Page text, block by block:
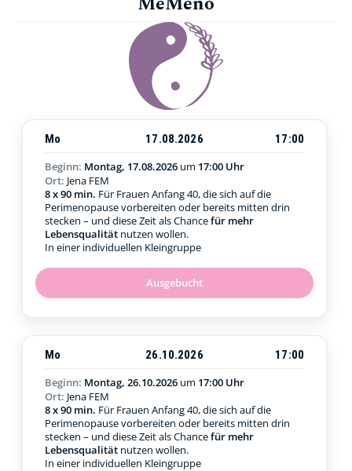
Ausgebucht
Mo 17.08.2026
17:00
Beginn: Montag, 17.08.2026 um 17:00 Uhr
Ort: Jena FEM
8 x 90 min. Für Frauen Anfang 40, die sich auf die
Perimenopause vorbereiten oder bereits mitten drin
stecken – und diese Zeit als Chancefür mehr
Lebensqualität nutzen wollen.
In einer individuellen Kleingruppe
Mo 26.10.2026
17:00
Beginn: Montag, 26.10.2026 um 17:00 Uhr
Ort: Jena FEM
8 x 90 min. Für Frauen Anfang 40, die sich auf die
Perimenopause vorbereiten oder bereits mitten drin
stecken – und diese Zeit als Chancefür mehr
Lebensqualität nutzen wollen.
In einer individuellen Kleingruppe